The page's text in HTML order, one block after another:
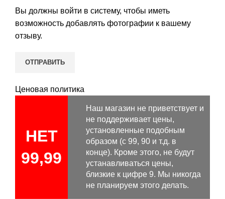
Вы должны войти в систему, чтобы иметь
возможность добавлять фотографии к вашему
отзыву.
Ценовая политика
НЕТ
99,99
Наш магазин не приветствует и
не поддерживает цены,
установленные подобным
образом (с 99, 90 и т.д. в
конце). Кроме этого, не будут
устанавливаться цены,
близкие к цифре 9. Мы никогда
не планируем этого делать.